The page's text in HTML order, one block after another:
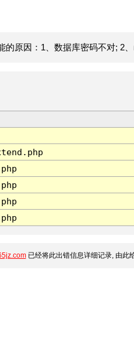
原因：1、数据库密码不对; 2、
已经将此出错信息详细记录, 由此